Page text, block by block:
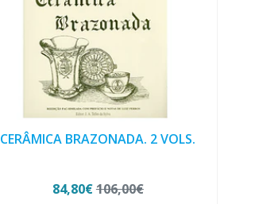
CERÂMICA BRAZONADA. 2 VOLS.
84,80€106,00€